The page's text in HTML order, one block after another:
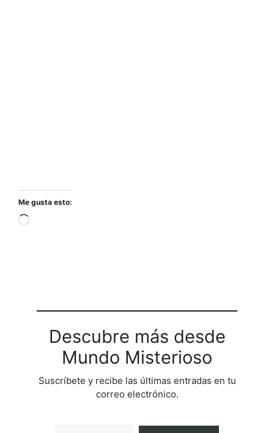
Me gusta esto:
Cargando...
Descubre más desde
Mundo Misterioso
Suscríbete y recibe las últimas entradas en tu
correo electrónico.